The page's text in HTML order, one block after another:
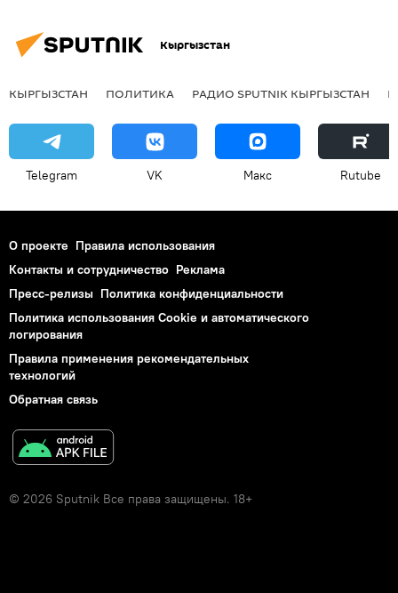
Кыргызстан
КЫРГЫЗСТАН ПОЛИТИКА РАДИО SPUTNIK КЫРГЫЗСТАН
Telegram VK Макс Rutube
О проекте Правила использования
Контакты и сотрудничество Реклама
Пресс-релизы Политика конфиденциальности
Политика использования Cookie и автоматического
логирования
Правила применения рекомендательных
технологий
Обратная связь
© 2026 Sputnik Все права защищены. 18+